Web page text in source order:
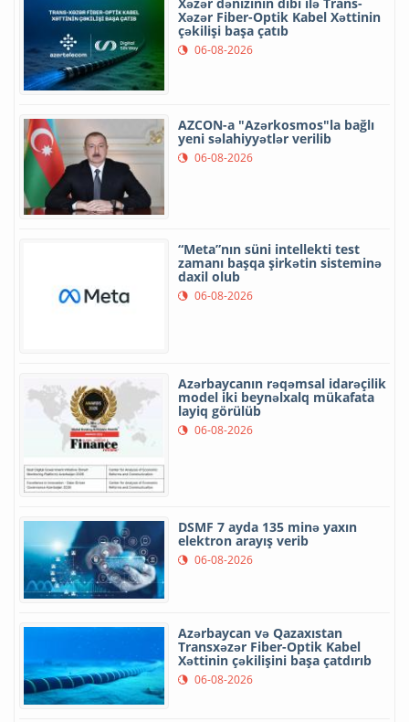
Xəzər dənizinin dibi ilə Trans-
Xəzər Fiber-Optik Kabel Xəttinin
çəkilişi başa çatıb
06-08-2026
AZCON-a "Azərkosmos"la bağlı
yeni səlahiyyətlər verilib
06-08-2026
“Meta”nın süni intellekti test
zamanı başqa şirkətin sisteminə
daxil olub
06-08-2026
Azərbaycanın rəqəmsal idarəçilik
model iki beynəlxalq mükafata
layiq görülüb
06-08-2026
DSMF 7 ayda 135 minə yaxın
elektron arayış verib
06-08-2026
Azərbaycan və Qazaxıstan
Transxəzər Fiber-Optik Kabel
Xəttinin çəkilişini başa çatdırıb
06-08-2026